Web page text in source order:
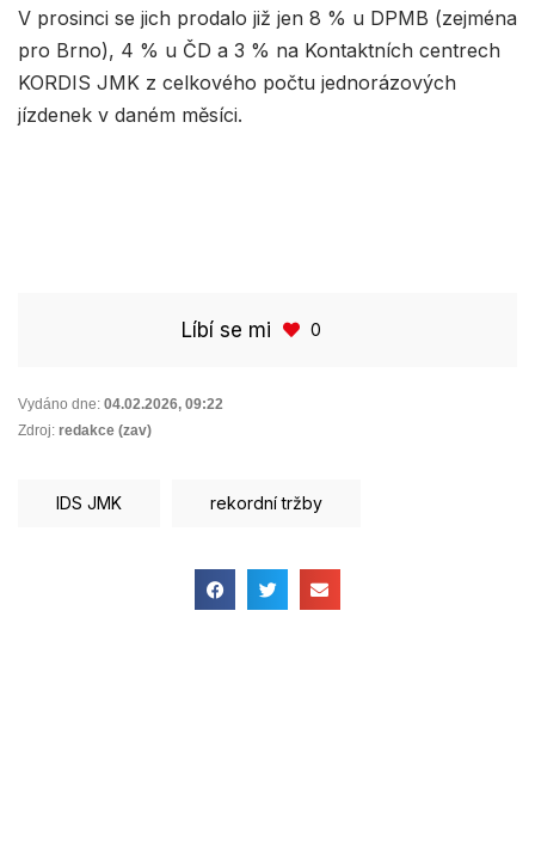
V prosinci se jich prodalo již jen 8 % u DPMB (zejména
pro Brno), 4 % u ČD a 3 % na Kontaktních centrech
KORDIS JMK z celkového počtu jednorázových
jízdenek v daném měsíci.
Líbí se mi 0
Vydáno dne: 04.02.2026, 09:22
Zdroj: redakce (zav)
IDS JMK rekordní tržby